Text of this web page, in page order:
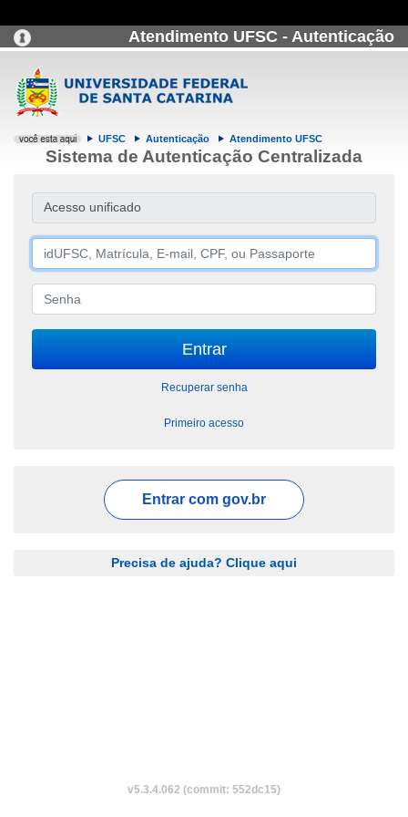
Atendimento UFSC - Autenticação
UFSC Autenticação Atendimento UFSC
Sistema de Autenticação Centralizada
Acesso unificado
Recuperar senha
Primeiro acesso
Entrar com gov.br
Precisa de ajuda? Clique aqui
v5.3.4.062 (commit: 552dc15)